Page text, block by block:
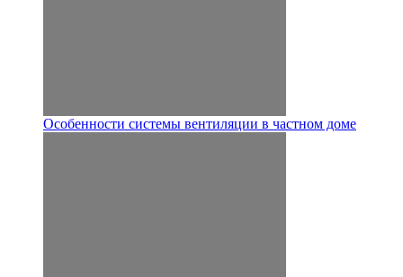
Особенности системы вентиляции в частном доме